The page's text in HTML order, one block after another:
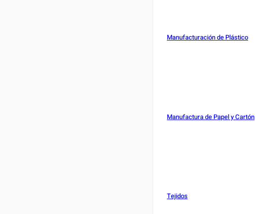
Manufacturación de Plástico
Manufactura de Papel y Cartón
Tejidos